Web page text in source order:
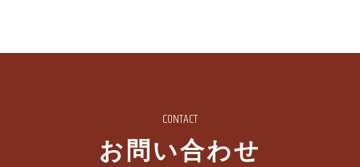
CONTACT
お問い合わせ